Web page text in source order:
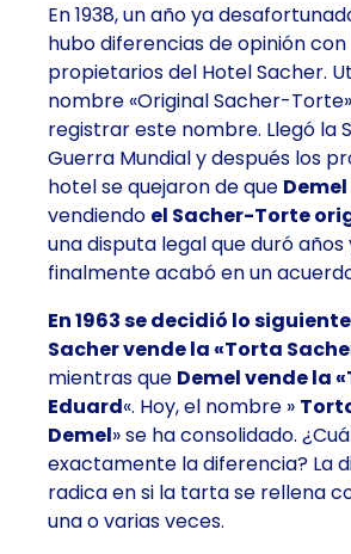
En 1938, un año ya
hubo diferencias de opinión con
propietarios del Hotel Sacher.
nombre «Original Sacher-
registrar este nombre. Llegó la
Guerra Mundial y después los
hotel se quejaron de que Demel
vendiendo el Sacher-Torte
una disputa legal que duró años
finalmente acabó en un
En 1963 se decidió lo
Sacher vende la «Torta
mientras que Demel vende la
Eduard«. Hoy, el nombre »
Demel» se ha consolidado.
exactamente la diferencia? La
radica en si la tarta se rellena
una o varias veces.